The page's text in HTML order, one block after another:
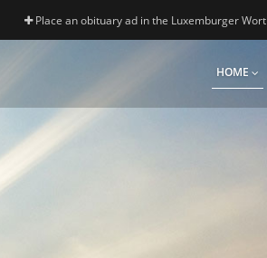
Place an obituary ad in the Luxemburger Wort
HOME